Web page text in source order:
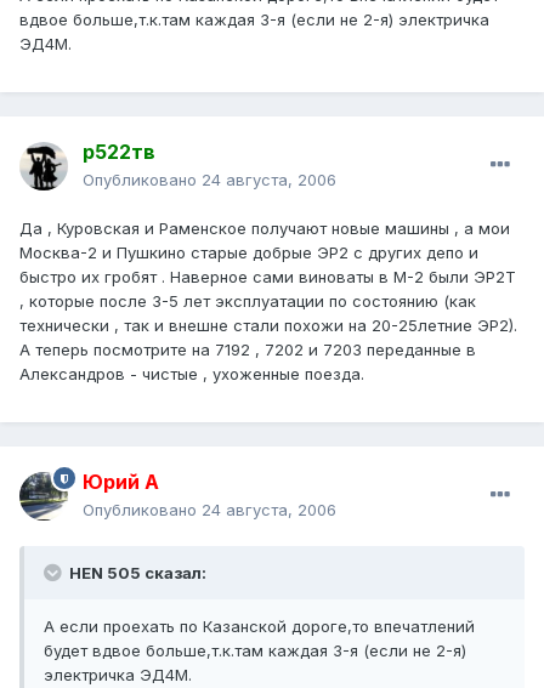
вдвое больше,т.к.там каждая 3-я (если не 2-я) электричка
ЭД4М.
р522тв
Опубликовано 24 августа, 2006
Да , Куровская и Раменское получают новые машины , а мои
Москва-2 и Пушкино старые добрые ЭР2 с других депо и
быстро их гробят . Наверное сами виноваты в М-2 были ЭР2Т
, которые после 3-5 лет эксплуатации по состоянию (как
технически , так и внешне стали похожи на 20-25летние ЭР2).
А теперь посмотрите на 7192 , 7202 и 7203 переданные в
Александров - чистые , ухоженные поезда.
Юрий А
Опубликовано 24 августа, 2006
HEN 505 сказал:
А если проехать по Казанской дороге,то впечатлений
будет вдвое больше,т.к.там каждая 3-я (если не 2-я)
электричка ЭД4М.